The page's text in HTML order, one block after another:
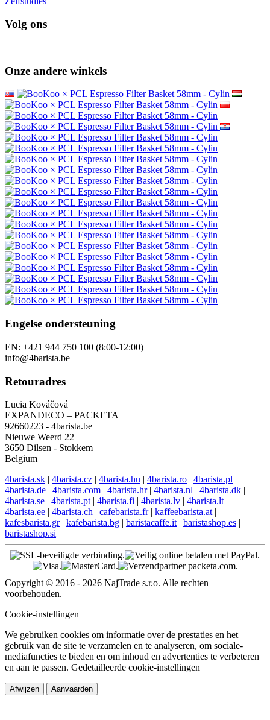
Volg ons
Onze andere winkels
Engelse ondersteuning
EN: +421 944 750 100 (8:00-12:00)
info@4barista.be
Retouradres
Lucia Kováčová
EXPANDECO – PACKETA
92660223 - 4barista.be
Nieuwe Weerd 22
3650 Dilsen - Stokkem
Belgium
4barista.sk | 4barista.cz | 4barista.hu | 4barista.ro | 4barista.pl |
4barista.de | 4barista.com | 4barista.hr| 4barista.nl | 4barista.dk |
4barista.se | 4barista.pt | 4barista.fi | 4barista.lv | 4barista.lt |
4barista.ee | 4barista.ch | cafebarista.fr| kaffeebarista.at |
kafesbarista.gr| kafebarista.bg | baristacaffe.it | baristashop.es |
baristashop.si
Copyright © 2016 - 2026 NajTrade s.r.o. Alle rechten
voorbehouden.
Cookie-instellingen
We gebruiken cookies om informatie over de prestaties en het
gebruik van de site te verzamelen en te analyseren, om sociale-
mediafuncties te bieden en om inhoud en advertenties te verbeteren
en aan te passen. Gedetailleerde cookie-instellingen
Afwijzen Aanvaarden